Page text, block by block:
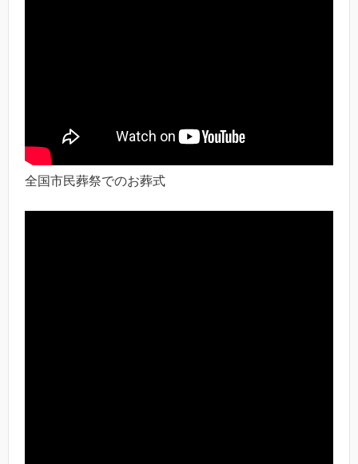
全国市民葬祭でのお葬式